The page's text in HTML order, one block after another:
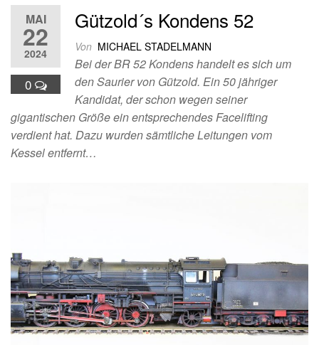
MAI
22
2024
0
Gützold´s Kondens 52
Von MICHAEL STADELMANN
Bei der BR 52 Kondens handelt es sich um
den Saurier von Gützold. Ein 50 jähriger
Kandidat, der schon wegen seiner
gigantischen Größe ein entsprechendes Facelifting
verdient hat. Dazu wurden sämtliche Leitungen vom
Kessel entfernt…